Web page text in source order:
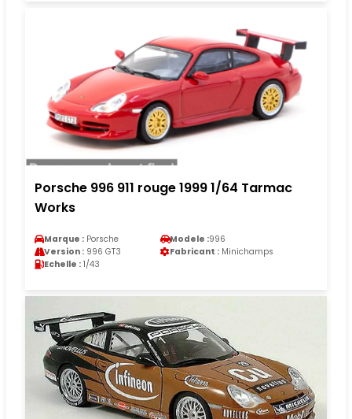
Porsche 996 911 rouge 1999 1/64 Tarmac
Works
Marque : Porsche Modele :996
Version : 996 GT3 Fabricant : Minichamps
Echelle : 1/43